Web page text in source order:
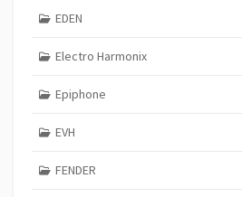
EDEN
Electro Harmonix
Epiphone
EVH
FENDER